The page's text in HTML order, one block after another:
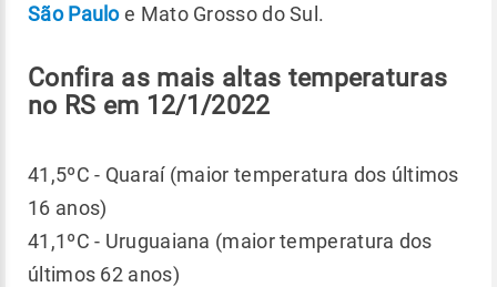
São Pauloe Mato Grosso do Sul.
Confira as mais altas temperaturas
no RS em 12/1/2022
41,5ºC - Quaraí (maior temperatura dos últimos
16 anos)
41,1ºC - Uruguaiana (maior temperatura dos
últimos 62 anos)